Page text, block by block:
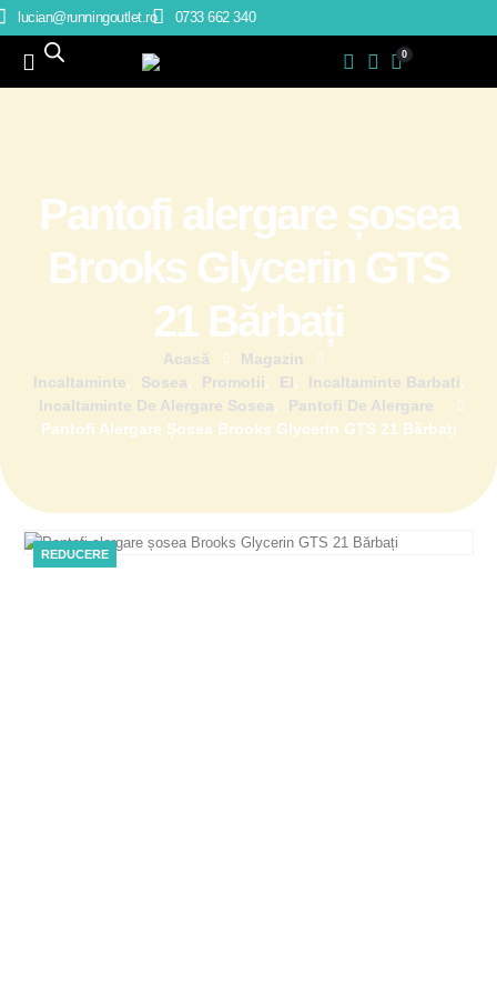
lucian@runningoutlet.ro 0733 662 340
0
Pantofi alergare șosea
Brooks Glycerin GTS
21 Bărbați
Acasă
Magazin
Incaltaminte, Sosea, Promotii, El, Incaltaminte Barbati,
Incaltaminte De Alergare Sosea,
Pantofi De Alergare
Pantofi Alergare Șosea Brooks Glycerin GTS 21 Bărbați
REDUCERE